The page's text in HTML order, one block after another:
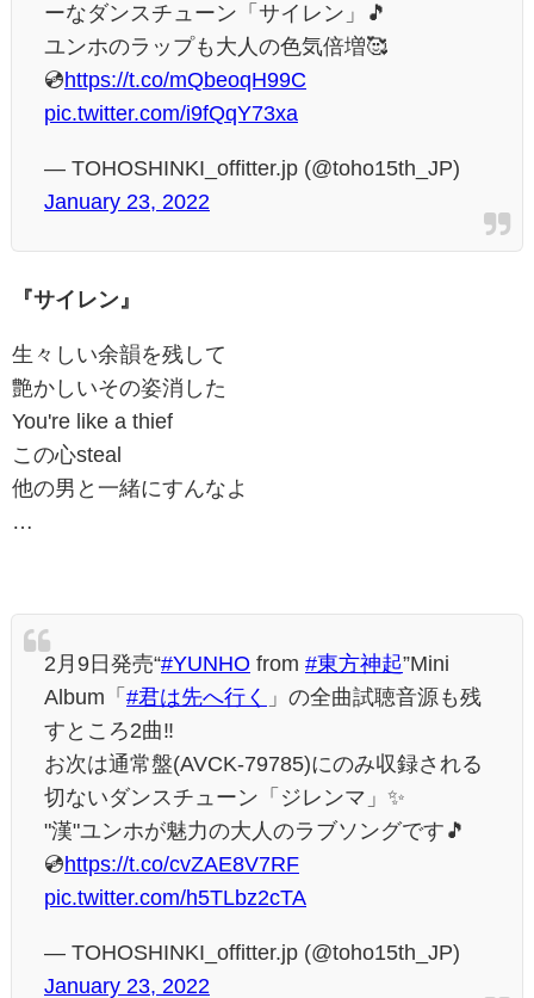
ーなダンスチューン「サイレン」🎵
ユンホのラップも大人の色気倍増🥰
💿https://t.co/mQbeoqH99C
pic.twitter.com/i9fQqY73xa
— TOHOSHINKI_offitter.jp (@toho15th_JP)
January 23, 2022
『サイレン』
生々しい余韻を残して
艶かしいその姿消した
You're like a thief
この心steal
他の男と一緒にすんなよ
2月9日発売“#YUNHO from #東方神起”Mini
Album「 #君は先へ行く
」の全曲試聴音源も残
すところ2曲‼️
お次は通常盤(AVCK-79785)にのみ収録される
切ないダンスチューン「ジレンマ」✨
"漢"ユンホが魅力の大人のラブソングです🎵
💿https://t.co/cvZAE8V7RF
pic.twitter.com/h5TLbz2cTA
— TOHOSHINKI_offitter.jp (@toho15th_JP)
January 23, 2022